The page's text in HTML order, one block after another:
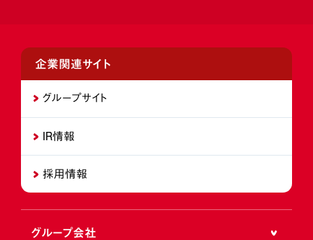
企業関連サイト
グループサイト
IR情報
採用情報
グループ会社